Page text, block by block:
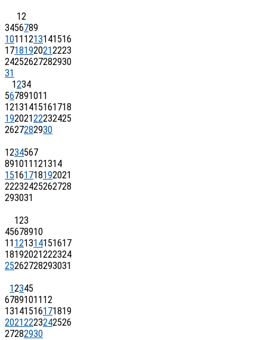
12
3456789
10111213141516
17181920212223
24252627282930
31
1234
567891011
12131415161718
19202122232425
2627282930
1234567
891011121314
15161718192021
22232425262728
293031
123
45678910
11121314151617
18192021222324
25262728293031
12345
6789101112
13141516171819
20212223242526
27282930